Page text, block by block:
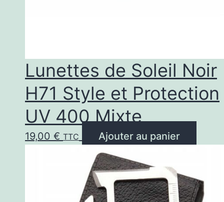
Lunettes de Soleil Noir
H71 Style et Protection
UV 400 Mixte
19,00 € TTC Ajouter au panier